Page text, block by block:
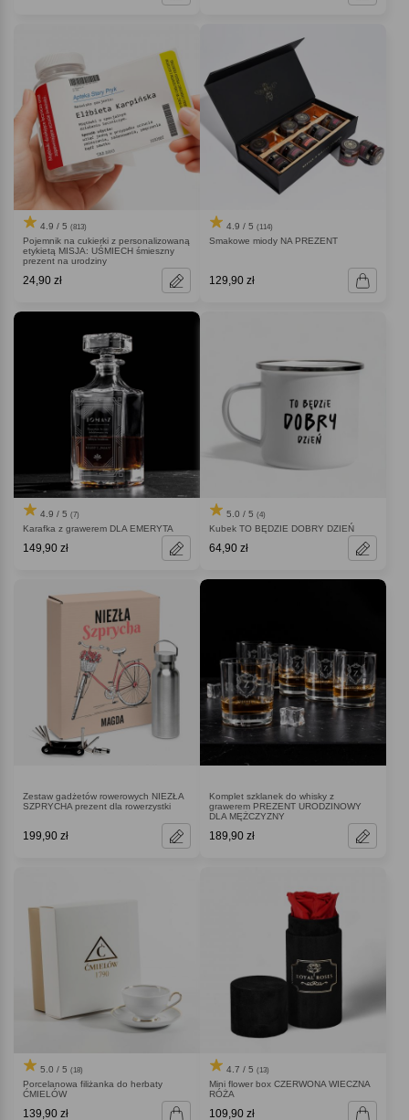
4.9 / 5 (813)
Pojemnik na cukierki z personalizowaną
etykietą MISJA: UŚMIECH śmieszny
prezent na urodziny
24,90 zł
4.9 / 5 (114)
Smakowe miody NA PREZENT
129,90 zł
4.9 / 5 (7)
Karafka z grawerem DLA EMERYTA
149,90 zł
5.0 / 5 (4)
Kubek TO BĘDZIE DOBRY DZIEŃ
64,90 zł
Zestaw gadżetów rowerowych NIEZŁA
SZPRYCHA prezent dla rowerzystki
199,90 zł
Komplet szklanek do whisky z
grawerem PREZENT URODZINOWY
DLA MĘŻCZYZNY
189,90 zł
5.0 / 5 (18)
Porcelanowa filiżanka do herbaty
ĆMIELÓW
139,90 zł
4.7 / 5 (13)
Mini flower box CZERWONA WIECZNA
RÓŻA
109,90 zł